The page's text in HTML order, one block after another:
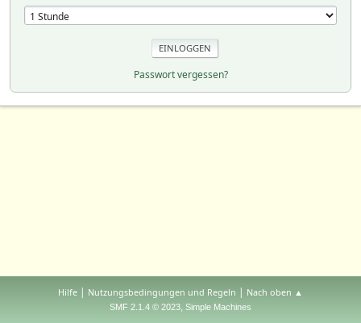
Passwort vergessen?
Hilfe | Nutzungsbedingungen und Regeln | Nach oben ▲
SMF 2.1.4 © 2023, Simple Machines